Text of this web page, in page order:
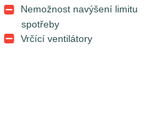
Nemožnost navýšení limitu
spotřeby
Vrčící ventilátory